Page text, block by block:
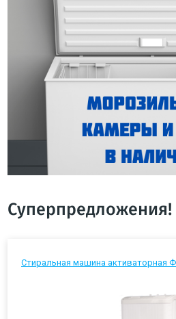
Суперпредложения!
Стиральная машина активаторная